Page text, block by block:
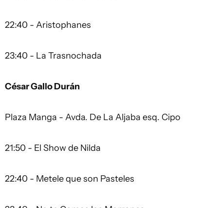
22:40 - Aristophanes
23:40 - La Trasnochada
César Gallo Durán
Plaza Manga - Avda. De La Aljaba esq. Cipo
21:50 - El Show de Nilda
22:40 - Metele que son Pasteles